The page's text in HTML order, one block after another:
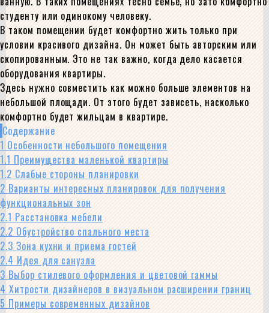
студенту или одинокому человеку.
В таком помещении будет комфортно жить только при
условии красивого дизайна. Он может быть авторским или
скопированным. Это не так важно, когда дело касается
оборудования квартиры.
Здесь нужно совместить как можно больше элементов на
небольшой площади. От этого будет зависеть, насколько
комфортно будет жильцам в квартире.
Содержание
1 Особенности небольшого помещения
1.1 Преимущества маленькой квартиры
1.2 Слабые стороны планировки
2 Варианты интересных планировок для получения
функциональных зон
2.1 Расстановка мебели
2.2 Обустройство спального места
2.3 Зона кухни и приема гостей
2.4 Идея для санузла
3 Выбор стилевого оформления и цветовой гаммы
4 Хитрости дизайнеров в визуальном расширении границ
5 Примеры современных дизайнов